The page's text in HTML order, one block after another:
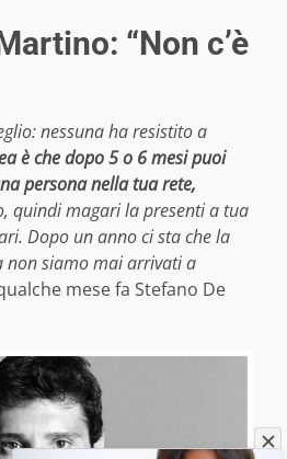
“Non c’è
nessuna ha resistito a
è che dopo 5 o 6 mesi puoi
persona nella tua rete,
quindi magari la presenti a tua
Dopo un anno ci sta che la
non siamo mai arrivati a
mese fa Stefano De